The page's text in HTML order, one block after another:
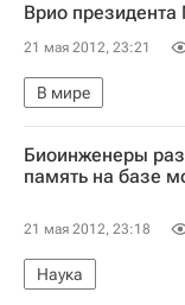
Врио
21 мая 2012, 23:21
В мире
Биоинженеры
память на базе
21 мая 2012, 23:18
Наука